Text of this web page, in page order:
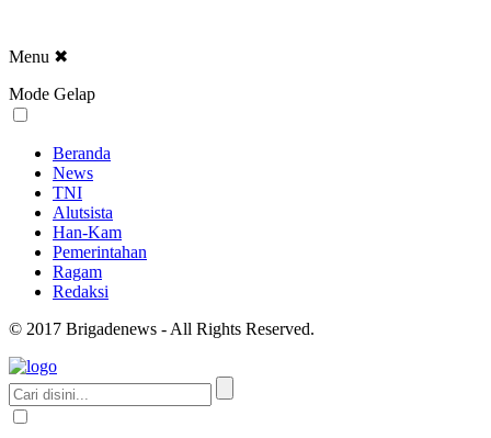
Menu ✖
Mode Gelap
Beranda
News
TNI
Alutsista
Han-Kam
Pemerintahan
Ragam
Redaksi
© 2017 Brigadenews - All Rights Reserved.